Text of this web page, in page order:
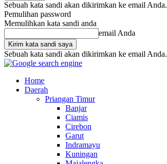
Sebuah kata sandi akan dikirimkan ke email Anda.
Pemulihan password
Memulihkan kata sandi anda
email Anda
Sebuah kata sandi akan dikirimkan ke email Anda.
Home
Daerah
Priangan Timur
Banjar
Ciamis
Cirebon
Garut
Indramayu
Kuningan